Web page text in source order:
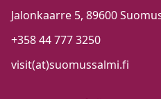
Jalonkaarre 5, 89600
+358 44 777 3250
visit(at)suomussalmi.fi